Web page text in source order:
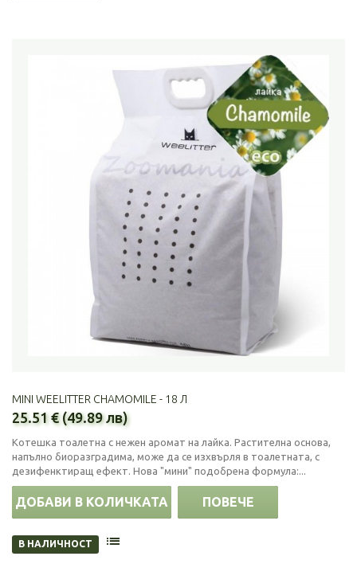
MINI WEELITTER CHAMOMILE - 18 Л
25.51 € (49.89 лв)
Котешка тоалетна с нежен аромат на лайка. Растителна основа,
напълно биоразградима, може да се изхвърля в тоалетната, с
дезифенктиращ ефект. Нова "мини" подобрена формула:...
ДОБАВИ В КОЛИЧКАТА ПОВЕЧЕ
В НАЛИЧНОСТ